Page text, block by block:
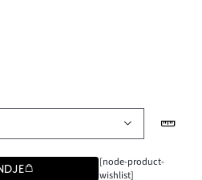
[node-product-
wishlist]